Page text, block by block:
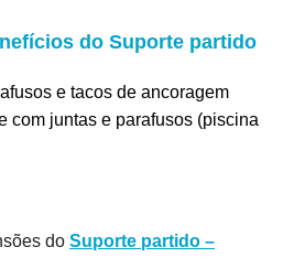
do Suporte partido
e tacos de ancoragem
com juntas e parafusos (piscina
do Suporte partido –